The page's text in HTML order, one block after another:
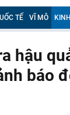
liền
nợ tiền
hộ tái
cả triệu
TẾ VĨ MÔ
hậu
báo